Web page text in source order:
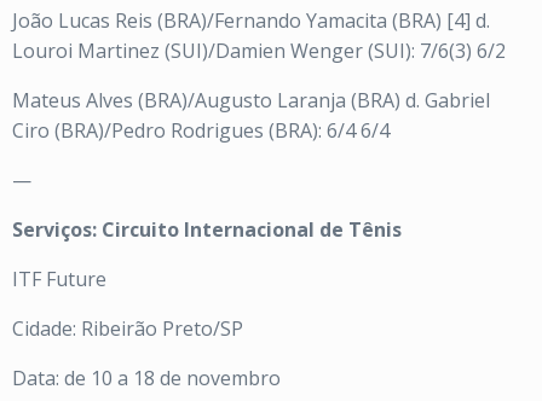
João Lucas Reis (BRA)/Fernando Yamacita (BRA) [4] d.
Louroi Martinez (SUI)/Damien Wenger (SUI): 7/6(3) 6/2
Mateus Alves (BRA)/Augusto Laranja (BRA) d. Gabriel
Ciro (BRA)/Pedro Rodrigues (BRA): 6/4 6/4
—
Serviços: Circuito Internacional de Tênis
ITF Future
Cidade: Ribeirão Preto/SP
Data: de 10 a 18 de novembro